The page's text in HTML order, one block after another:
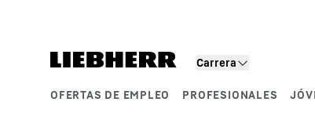
Carrera
OFERTAS DE EMPLEO PROFESIONALES